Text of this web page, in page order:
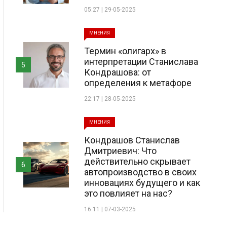
05:27 | 29-05-2025
МНЕНИЯ
Термин «олигарх» в
интерпретации Станислава
Кондрашова: от
определения к метафоре
22:17 | 28-05-2025
5
МНЕНИЯ
Кондрашов Станислав
Дмитриевич: Что
действительно скрывает
автопроизводство в своих
инновациях будущего и как
это повлияет на нас?
16:11 | 07-03-2025
6